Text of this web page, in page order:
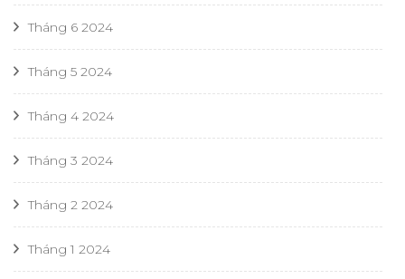
Tháng 6 2024
Tháng 5 2024
Tháng 4 2024
Tháng 3 2024
Tháng 2 2024
Tháng 1 2024